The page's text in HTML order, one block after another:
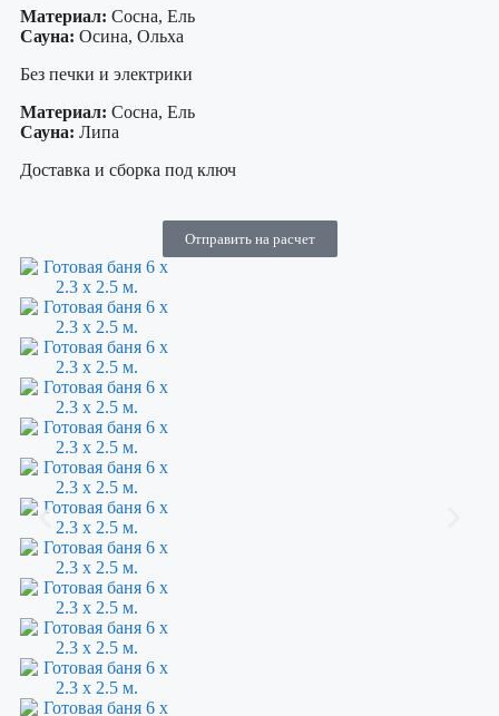
Материал: Сосна, Ель
Сауна: Осина, Ольха
Без печки и электрики
Материал: Сосна, Ель
Сауна: Липа
Доставка и сборка под ключ
Отправить на расчет